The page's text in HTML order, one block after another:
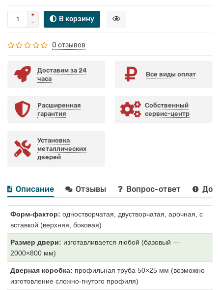
В корзину
0 отзывов
Доставим за 24
часа
Все виды оплат
Расширенная
гарантия
Собственный
сервис-центр
Установка
металлических
дверей
Описание Отзывы Вопрос-ответ
Форм-фактор: одностворчатая, двустворчатая, арочная, с
вставкой (верхняя, боковая)
Размер двери: изготавливается любой (базовый —
2000×800 мм)
Дверная коробка: профильная труба 50×25 мм (возможно
изготовление сложно-гнутого профиля)